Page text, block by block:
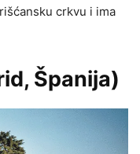
crkvu i ima
Španija)